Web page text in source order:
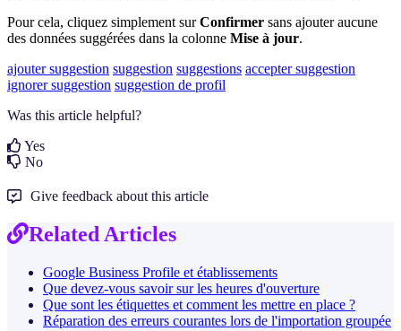
Pour cela, cliquez simplement surConfirmer sans ajouter aucune
des données suggérées dans la colonne Mise à jour.
ajouter suggestion suggestion suggestions accepter suggestion
ignorer suggestion suggestion de profil
Was this article helpful?
Yes
No
Give feedback about this article
Related Articles
Google Business Profile et établissements
Que devez-vous savoir sur les heures d'ouverture
Que sont les étiquettes et comment les mettre en place ?
Réparation des erreurs courantes lors de l'importation groupée